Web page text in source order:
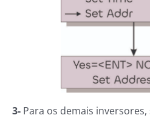
3- Para os demais